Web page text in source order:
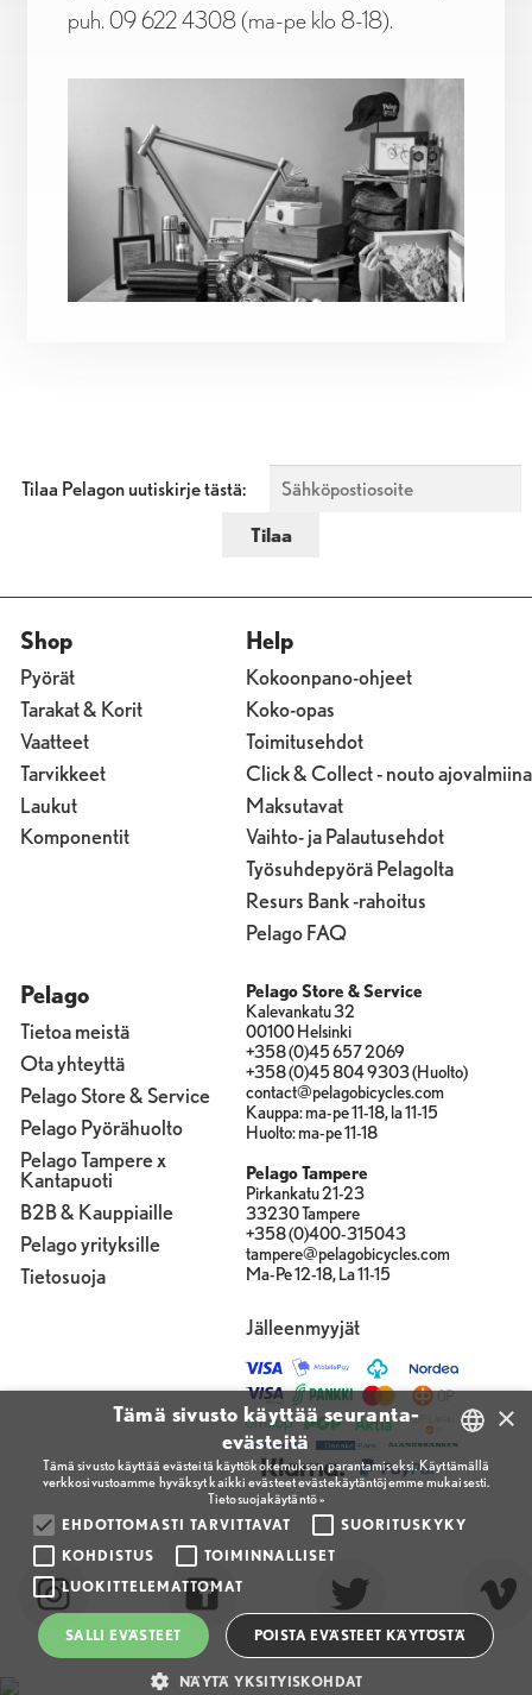
puh. 09 622 4308 (ma-pe klo 8-18).
Tilaa Pelagon uutiskirje tästä:
Shop
Pyörät
Tarakat & Korit
Vaatteet
Tarvikkeet
Laukut
Komponentit
Help
Kokoonpano-ohjeet
Koko-opas
Toimitusehdot
Click & Collect - nouto ajovalmiina
Maksutavat
Vaihto- ja Palautusehdot
Työsuhdepyörä Pelagolta
Resurs Bank -rahoitus
Pelago FAQ
Pelago
Tietoa meistä
Ota yhteyttä
Pelago Store & Service
Pelago Pyörähuolto
Pelago Tampere x
Kantapuoti
B2B & Kauppiaille
Pelago yrityksille
Tietosuoja
Pelago Store & Service
Kalevankatu 32
00100 Helsinki
+358 (0)45 657 2069
+358 (0)45 804 9303 (Huolto)
contact@pelagobicycles.com
Kauppa: ma-pe 11-18, la 11-15
Huolto: ma-pe 11-18
Pelago Tampere
Pirkankatu 21-23
33230 Tampere
+358 (0)400-315043
tampere@pelagobicycles.com
Ma-Pe 12-18, La 11-15
Jälleenmyyjät
FINNISH
ENGLISH
×
Tämä sivusto käyttää seuranta-
evästeitä
Tämä sivusto käyttää evästeitä käyttökokemuksen parantamiseksi. Käyttämällä
verkkosivustoamme hyväksyt kaikki evästeet evästekäytäntöjemme mukaisesti.
Tietosuojakäytäntö »
EHDOTTOMASTI TARVITTAVAT
SUORITUSKYKY
KOHDISTUS
TOIMINNALLISET
LUOKITTELEMATTOMAT
SALLI EVÄSTEET POISTA EVÄSTEET KÄYTÖSTÄ
NÄYTÄ YKSITYISKOHDAT